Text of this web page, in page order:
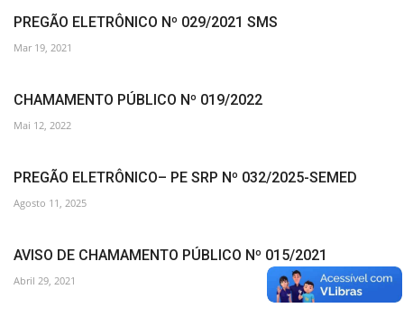
PREGÃO ELETRÔNICO Nº 029/2021 SMS
Mar 19, 2021
CHAMAMENTO PÚBLICO Nº 019/2022
Mai 12, 2022
PREGÃO ELETRÔNICO– PE SRP Nº 032/2025-SEMED
Agosto 11, 2025
AVISO DE CHAMAMENTO PÚBLICO Nº 015/2021
Abril 29, 2021